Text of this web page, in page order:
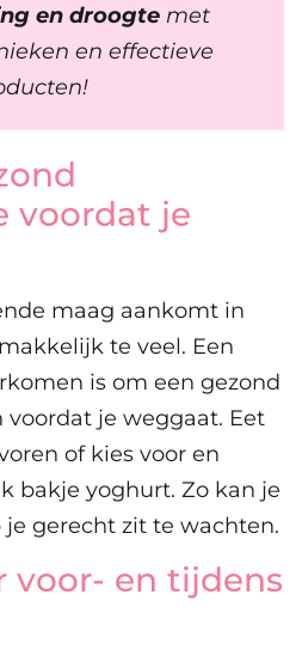
en droogtemet
en effectieve
voordat je
maag aankomt in
te veel. Een
is om een gezond
je weggaat. Eet
of kies voor en
bakje yoghurt. Zo kan je
gerecht zit te wachten.
voor- en tijdens